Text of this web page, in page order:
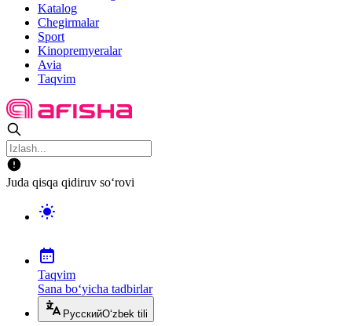
Katalog
Chegirmalar
Sport
Kinopremyeralar
Avia
Taqvim
Juda qisqa qidiruv so‘rovi
Taqvim
Sana bo‘yicha tadbirlar
РусскийO‘zbek tili